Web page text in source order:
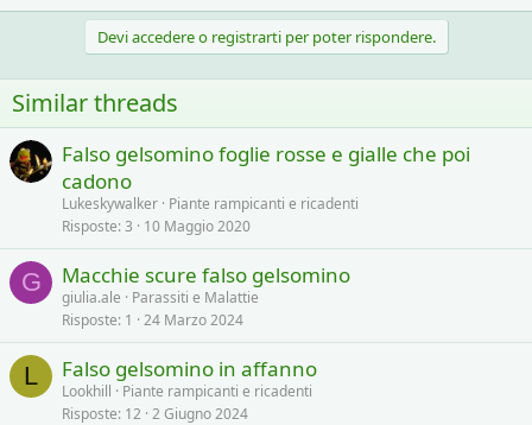
a
n
s
:
Devi accedere o registrarti per poter rispondere.
Similar threads
Falso gelsomino foglie rosse e gialle che poi
cadono
Lukeskywalker Piante rampicanti e ricadenti
Risposte 3 10 Maggio 2020
G Macchie scure falso gelsomino
giulia.ale
Parassiti e Malattie
Risposte 1 24 Marzo 2024
L Falso gelsomino in affanno
Lookhill
Piante rampicanti e ricadenti
Risposte 12 2 Giugno 2024